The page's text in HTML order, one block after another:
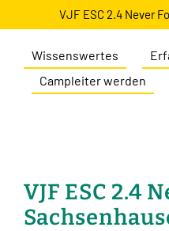
VJF ESC 2.4 Never
Wissenswertes
Campleiter werden
VJF ESC 2.4